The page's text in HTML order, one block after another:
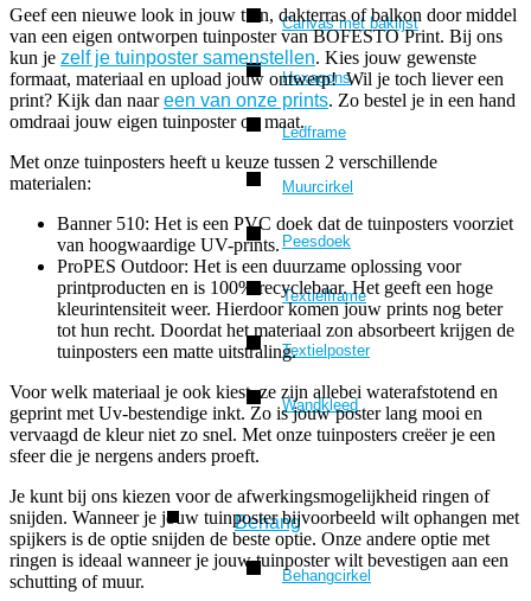
Canvas met baklijst
Hexagons
Ledframe
Muurcirkel
Peesdoek
Textielframe
Textielposter
Wandkleed
Behang
Behangcirkel
Geef een nieuwe look in jouw tuin, dakterras of balkon door middel
van een eigen ontworpen tuinposter van BOFESTO Print. Bij ons
kun je zelf je tuinposter samenstellen. Kies jouw gewenste
formaat, materiaal en upload jouw ontwerp! Wil je toch liever een
print? Kijk dan naareen van onze prints. Zo bestel je in een hand
omdraai jouw eigen tuinposter op maat.
Met onze tuinposters heeft u keuze tussen 2 verschillende
materialen:
Banner 510: Het is een PVC doek dat de tuinposters voorziet
van hoogwaardige UV-prints.
ProPES Outdoor: Het is een duurzame oplossing voor
printproducten en is 100% recyclebaar. Het geeft een hoge
kleurintensiteit weer. Hierdoor komen jouw prints nog beter
tot hun recht. Doordat het materiaal zon absorbeert krijgen de
tuinposters een matte uitstraling.
Voor welk materiaal je ook kiest, ze zijn allebei waterafstotend en
geprint met Uv-bestendige inkt. Zo is jouw poster lang mooi en
vervaagd de kleur niet zo snel. Met onze tuinposters creëer je een
sfeer die je nergens anders proeft.
Je kunt bij ons kiezen voor de afwerkingsmogelijkheid ringen of
snijden. Wanneer je jouw tuinposter bijvoorbeeld wilt ophangen met
spijkers is de optie snijden de beste optie. Onze andere optie met
ringen is ideaal wanneer je jouw tuinposter wilt bevestigen aan een
schutting of muur.